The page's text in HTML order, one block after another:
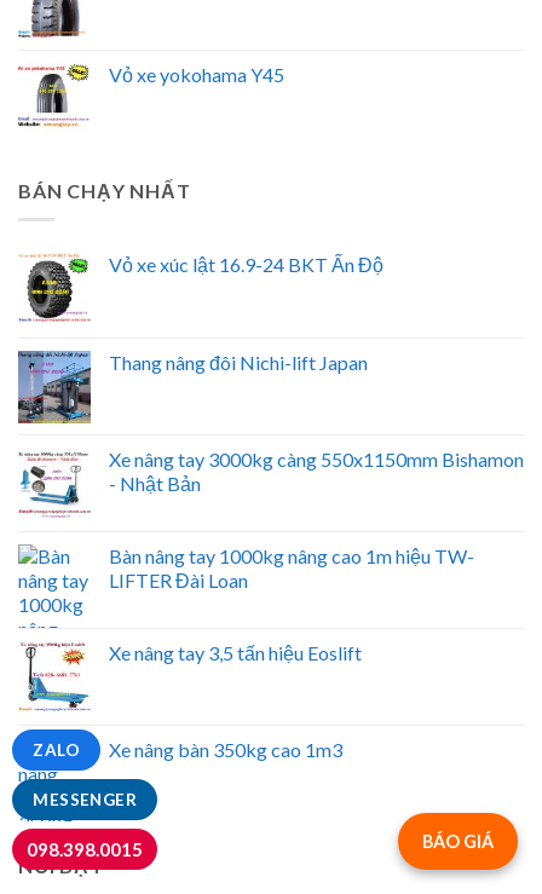
MESSENGER
ZALO
098.398.0015
Vỏ xe yokohama Y45
BÁN CHẠY NHẤT
Vỏ xe xúc lật 16.9-24 BKT Ấn Độ
Thang nâng đôi Nichi-lift Japan
Xe nâng tay 3000kg càng 550x1150mm Bishamon
- Nhật Bản
Bàn nâng tay 1000kg nâng cao 1m hiệu TW-
LIFTER Đài Loan
Xe nâng tay 3,5 tấn hiệu Eoslift
Xe nâng bàn 350kg cao 1m3
NỔI BẬT
BÁO GIÁ